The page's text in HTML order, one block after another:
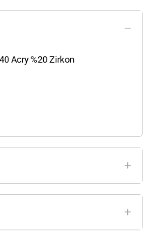
Acry %20 Zirkon